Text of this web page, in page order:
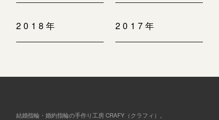
2018年 2017年
結婚指輪・婚約指輪の手作り工房 CRAFY（クラフィ）。